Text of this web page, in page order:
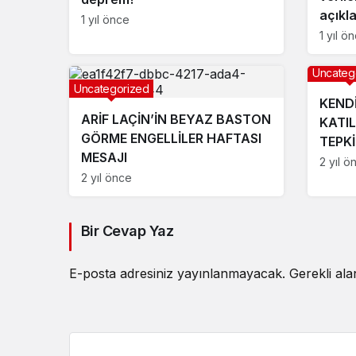
1 yıl önce
1 yıl
ARİF LAÇİN’İN BEYAZ BASTON
GÖRME ENGELLİLER HAFTASI
MESAJI
Uncategorized
2 yıl önce
TEPKİ
2 yıl
Bir Cevap Yaz
E-posta adresiniz yayınlanmayacak. Gerekli